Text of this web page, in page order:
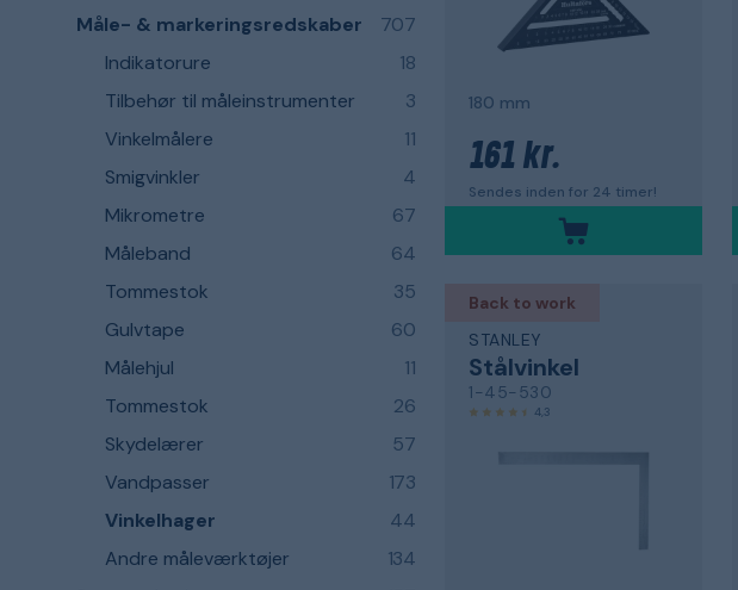
Måle- & markeringsredskaber
707
Indikatorure
18
Tilbehør til måleinstrumenter
3
Vinkelmålere
11
Smigvinkler
4
Mikrometre
67
Måleband
64
Tommestok
35
Gulvtape
60
Målehjul
11
Tommestok
26
Skydelærer
57
Vandpasser
173
Vinkelhager
44
Andre måleværktøjer
134
180 mm
161 kr.
Sendes inden for 24 timer!
Back to work
STANLEY
Stålvinkel
1-45-530
4,3